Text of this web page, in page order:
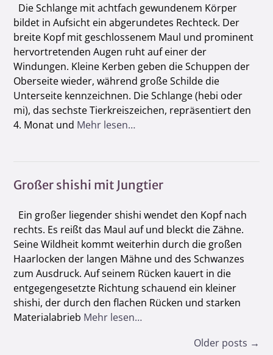
Die Schlange mit achtfach gewundenem Körper
bildet in Aufsicht ein abgerundetes Rechteck. Der
breite Kopf mit geschlossenem Maul und prominent
hervortretenden Augen ruht auf einer der
Windungen. Kleine Kerben geben die Schuppen der
Oberseite wieder, während große Schilde die
Unterseite kennzeichnen. Die Schlange (hebi oder
mi), das sechste Tierkreiszeichen, repräsentiert den
4. Monat und Mehr lesen…
Großer shishi mit Jungtier
Ein großer liegender shishi wendet den Kopf nach
rechts. Es reißt das Maul auf und bleckt die Zähne.
Seine Wildheit kommt weiterhin durch die großen
Haarlocken der langen Mähne und des Schwanzes
zum Ausdruck. Auf seinem Rücken kauert in die
entgegengesetzte Richtung schauend ein kleiner
shishi, der durch den flachen Rücken und starken
Materialabrieb Mehr lesen…
Older posts →